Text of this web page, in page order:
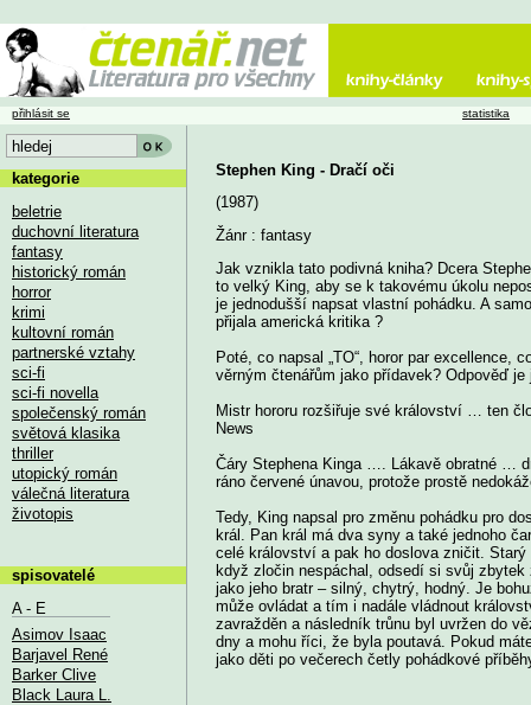
Stephen King - Dračí oči
(1987)
Žánr : fantasy
Jak vznikla tato podivná kniha? Dcera
to velký King, aby se k takovému úkolu
je jednodušší napsat vlastní pohádku. A
přijala americká kritika ?
Poté, co napsal „TO“, horor par excellence,
věrným čtenářům jako přídavek? Odpověď
Mistr hororu rozšiřuje své království … ten
News
Čáry Stephena Kinga …. Lákavě obratné …
ráno červené únavou, protože prostě
Tedy, King napsal pro změnu pohádku pro
král. Pan král má dva syny a také jednoho
celé království a pak ho doslova zničit.
když zločin nespáchal, odsedí si svůj
jako jeho bratr – silný, chytrý, hodný. Je
může ovládat a tím i nadále vládnout
zavražděn a následník trůnu byl uvržen do
dny a mohu říci, že byla poutavá. Pokud
jako děti po večerech četly pohádkové
přihlásit se statistika
kategorie
beletrie
duchovní literatura
fantasy
historický román
horror
krimi
kultovní román
partnerské vztahy
sci-fi
sci-fi novella
společenský román
světová klasika
thriller
utopický román
válečná literatura
životopis
spisovatelé
A - E
Asimov Isaac
Barjavel René
Barker Clive
Black Laura L.